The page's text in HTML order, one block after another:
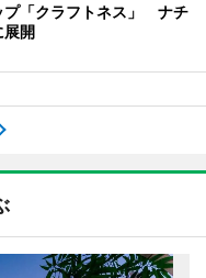
プ「クラフトネス」 ナチ
展開